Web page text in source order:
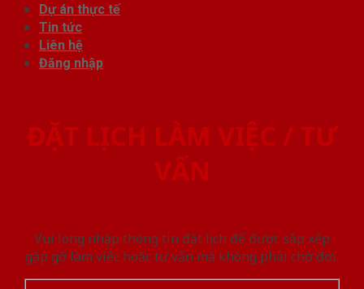
Dự án thực tế
Tin tức
Liên hệ
Đăng nhập
ĐẶT LỊCH LÀM VIỆC / TƯ
VẤN
Vui lòng nhập thông tin đặt lịch để được sắp xếp
gặp gỡ làm việc hoăc tư vấn mà không phải chờ đợi.